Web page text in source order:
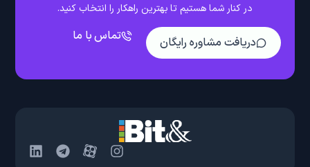
در کنار شما هستیم تا بهترین راهکار را انتخاب کنید.
دریافت مشاوره رایگان تماس با ما